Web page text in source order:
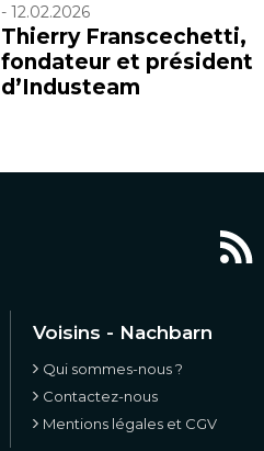
- 12.02.2026
Thierry Franscechetti,
fondateur et président
d’Industeam
Voisins - Nachbarn
Qui sommes-nous ?
Contactez-nous
Mentions légales et CGV